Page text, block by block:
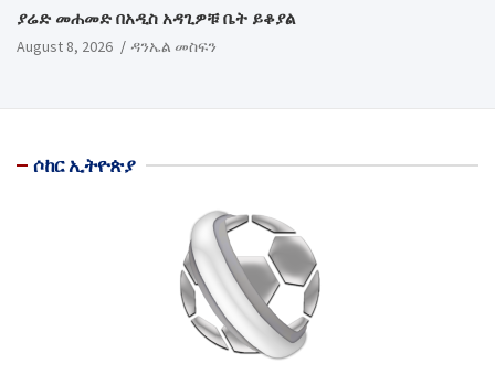
ያሬድ መሐመድ በአዲስ አዳጊዎቹ ቤት ይቆያል
August 8, 2026 ዳንኤል መስፍን
ሶከር ኢትዮጵያ